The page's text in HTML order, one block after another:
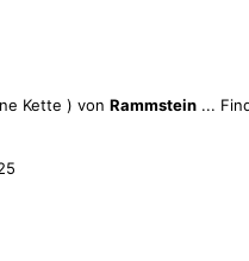
Kette ) von Rammstein ...